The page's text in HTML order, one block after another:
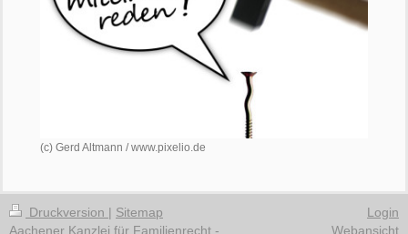
(c) Gerd Altmann / www.pixelio.de
Druckversion | Sitemap
Aachener Kanzlei für Familienrecht -
Login
Webansicht